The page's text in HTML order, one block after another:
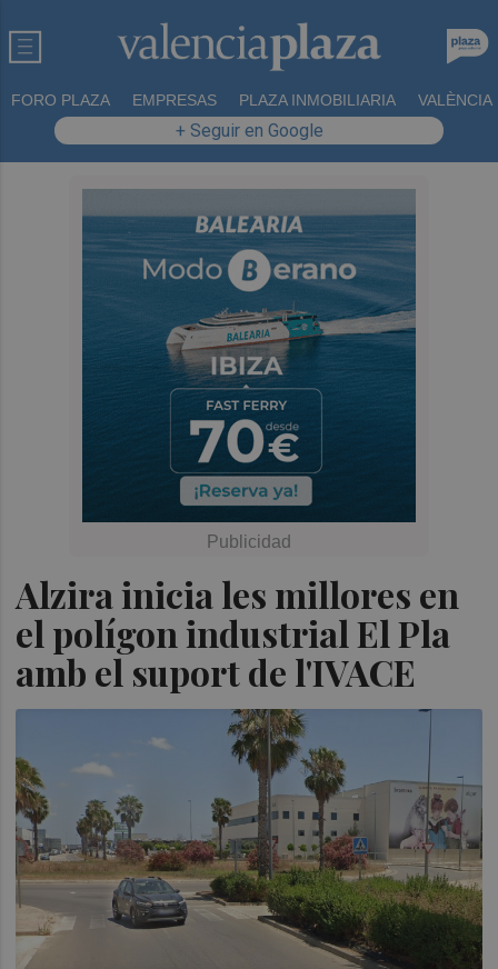
FORO PLAZA EMPRESAS PLAZA INMOBILIARIA VALÈNCIA
+ Seguir en Google
Alzira inicia les millores en
el polígon industrial El Pla
amb el suport de l'IVACE